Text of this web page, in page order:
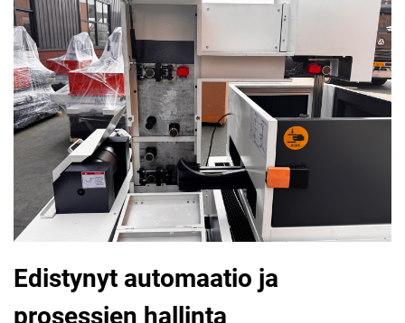
Edistynyt automaatio ja
prosessien hallinta